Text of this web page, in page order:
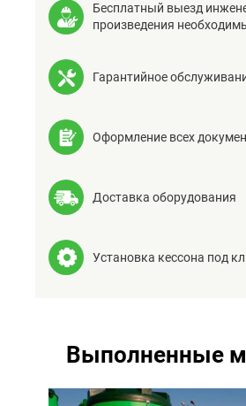
Бесплатный выезд
произведения
Гарантийное
Оформление всех
Доставка оборудования
Установка кессона под
Выполненные